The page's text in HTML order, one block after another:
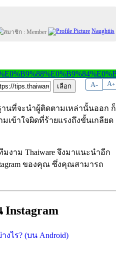
Naughtiis
A- A+
นที่จะนำผู้ติดตามเหล่านั้นออก ก็
เข้าใจผิดที่ร้ายแรงถึงขั้นเกลียด
งาม Thaiware จึงมาแนะนำอีก
ของคุณ ซึ่งคุณสามารถ